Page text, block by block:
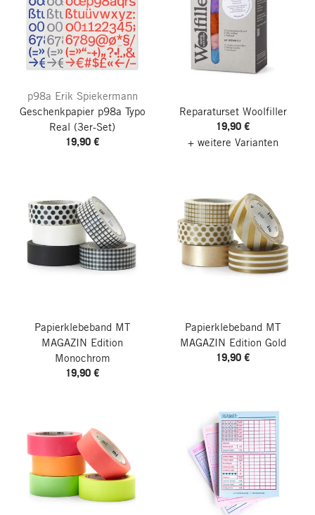
p98a Erik Spiekermann
Geschenkpapier p98a Typo
Real (3er-Set)
19,90 €
Reparaturset Woolfiller
19,90 €
+ weitere Varianten
Papierklebeband MT
MAGAZIN Edition
Monochrom
19,90 €
Papierklebeband MT
MAGAZIN Edition Gold
19,90 €